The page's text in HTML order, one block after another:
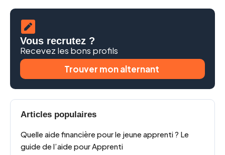
Vous recrutez ?
Recevez les bons profils
Trouver mon alternant
Articles populaires
Quelle aide financière pour le jeune apprenti ? Le
guide de l’aide pour Apprenti